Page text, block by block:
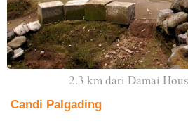
2.3 km dari Damai
Candi Palgading